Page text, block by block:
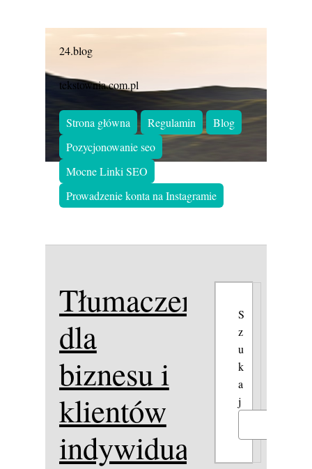
24.blog
tekstownia.com.pl
Strona główna Regulamin
Blog
Pozycjonowanie seo
Mocne Linki SEO
Prowadzenie konta na Instagramie
Tłumaczenia
dla
biznesu i
klientów
indywidualnych
S
z
u
k
a
j